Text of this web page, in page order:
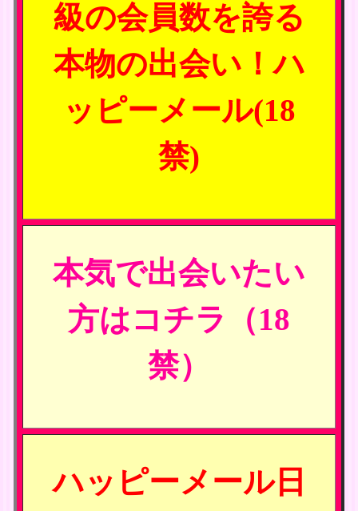
級の会員数を誇る
本物の出会い！ハ
ッピーメール(18
禁)
本気で出会いたい
方はコチラ（18
禁）
ハッピーメール日